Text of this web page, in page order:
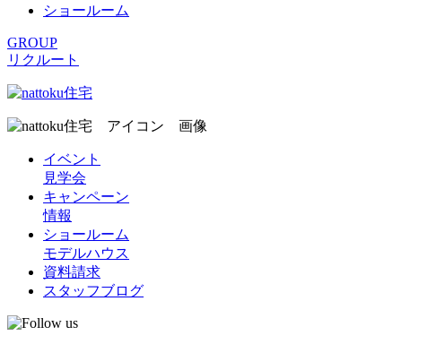
ショールーム
GROUP
リクルート
イベント
見学会
キャンペーン
情報
ショールーム
モデルハウス
資料請求
スタッフブログ